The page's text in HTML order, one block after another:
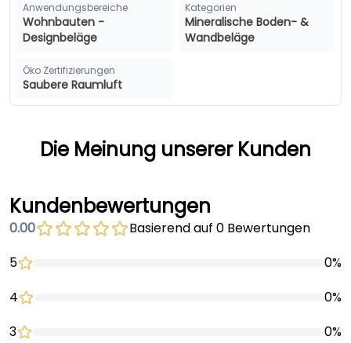
Anwendungsbereiche
Wohnbauten -
Designbeläge
Kategorien
Mineralische Boden- &
Wandbeläge
Öko Zertifizierungen
Saubere Raumluft
Die Meinung unserer Kunden
Kundenbewertungen
0.00
Basierend auf 0 Bewertungen
5
0%
4
0%
3
0%